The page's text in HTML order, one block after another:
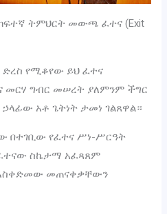
ትምህርት መውጫ ፈተና (Exit
ድረስ የሚቆየው ይህ ፈተና
መርሃ ግብር መሠረት ያለምንም ችግር
አቶ ጌትነት ታመነ ገልጸዋል።
በተገቢው የፈተና ሥነ-ሥርዓት
ስኬታማ አፈጻጸም
መጠናቀቃቸውን